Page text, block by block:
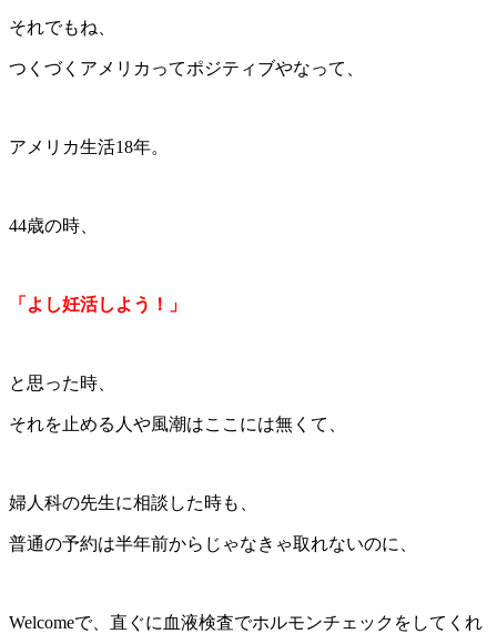
それでもね、
つくづくアメリカってポジティブやなって、
アメリカ生活18年。
44歳の時、
「よし妊活しよう！」
と思った時、
それを止める人や風潮はここには無くて、
婦人科の先生に相談した時も、
普通の予約は半年前からじゃなきゃ取れないのに、
Welcomeで、直ぐに血液検査でホルモンチェックをしてくれ